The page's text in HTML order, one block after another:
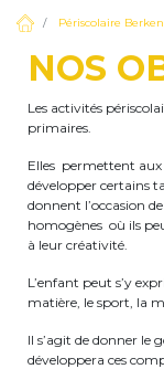
service
Activités
+32 (0)472
services.be
BE91 3631
Périscolaire
NOS
Les activités
primaires.
Elles permettent aux
développer certains
donnent l’occasion
homogènes où ils
à leur créativité.
L’enfant peut s’y
matière, le sport, la
Il s’agit de donner le
développera ces